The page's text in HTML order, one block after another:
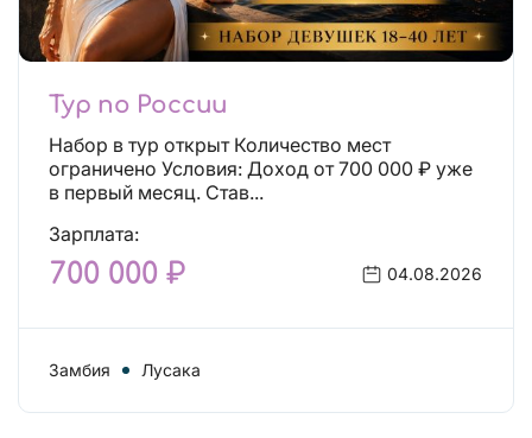
Тур по России
Набор в тур открыт Количество мест
ограничено Условия: Доход от 700 000 ₽ уже
в первый месяц. Став...
Зарплата:
700 000 ₽ 04.08.2026
Замбия Лусака